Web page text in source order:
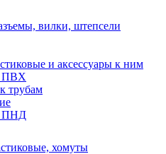
вилки, штепсели
и аксессуары к ним
ПВХ
трубам
ПНД
хомуты